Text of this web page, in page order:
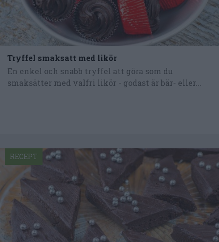
Tryffel smaksatt med likör
En enkel och snabb tryffel att göra som du
smaksätter med valfri likör - godast är bär- eller...
RECEPT